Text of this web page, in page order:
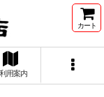
カート
用案内